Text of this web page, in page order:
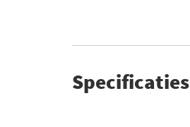
Specificaties